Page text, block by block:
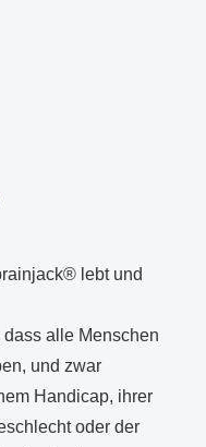
lebt und
alle Menschen
und zwar
Handicap, ihrer
oder der